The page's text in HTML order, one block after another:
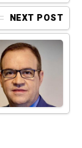
NEXT POST